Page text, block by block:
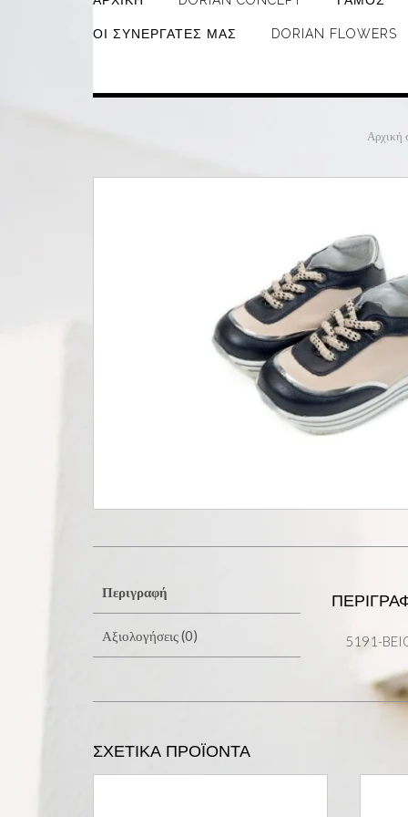
ΟΙ ΣΥΝΕΡΓΆΤΕΣ ΜΑΣ DORIAN FLOWERS
Αρχική
Περιγραφή
Αξιολογήσεις (0) 5191-
ΣΧΕΤΙΚΆ ΠΡΟΪΌΝΤΑ